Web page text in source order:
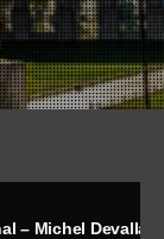
– Michel Devallan